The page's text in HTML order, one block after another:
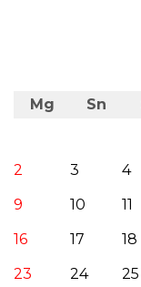
Mg Sn
2
3 4
9
10 11
16
17 18
23
24 25